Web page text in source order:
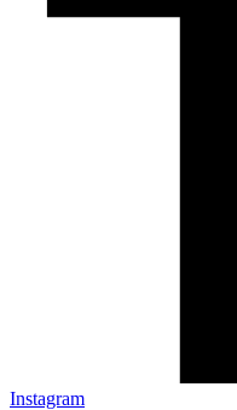
Instagram